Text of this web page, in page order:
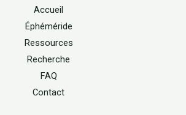
Accueil
Éphéméride
Ressources
Recherche
FAQ
Contact